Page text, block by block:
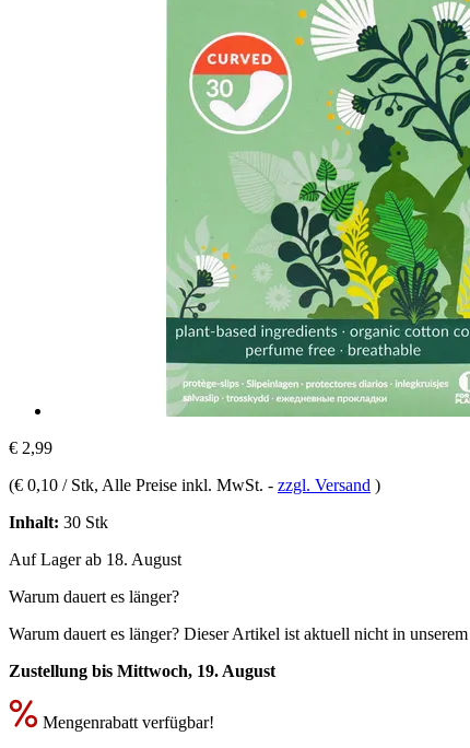
€ 2,99
(€ 0,10 / Stk, Alle Preise inkl. MwSt. - zzgl. Versand )
Inhalt: 30 Stk
Auf Lager ab 18. August
Warum dauert es länger?
Warum dauert es länger? Dieser Artikel ist aktuell nicht in
Zustellung bis Mittwoch, 19. August
Mengenrabatt verfügbar!